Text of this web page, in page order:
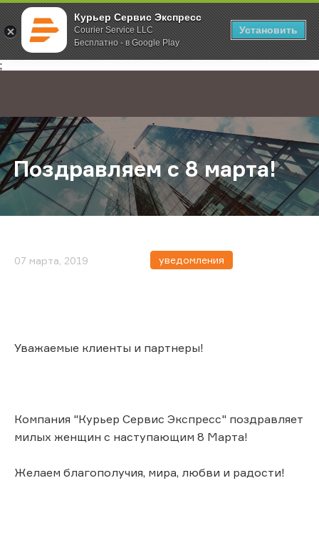
Курьер Сервис Экспресс
Courier Service LLC
Бесплатно - в Google Play
Установить
;
Главная О компании Новости Поздравляем с 8 марта!
Поздравляем с 8 марта!
07 марта, 2019 уведомления
Уважаемые клиенты и партнеры!
Компания "Курьер Сервис Экспресс" поздравляет
милых женщин с наступающим 8 Марта!
Желаем благополучия, мира, любви и радости!